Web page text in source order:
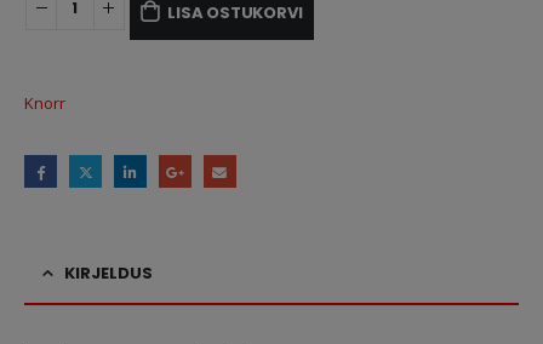
LISA OSTUKORVI
Knorr
KIRJELDUS